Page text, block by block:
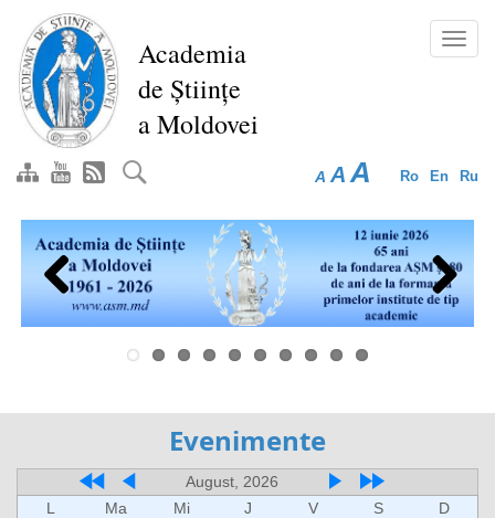
Перейти
основному
содержанию
Academia
de Științe
a Moldovei
Ro En Ru
A A A
Previous Next
Evenimente
August, 2026
L
Ma Mi J V S
D